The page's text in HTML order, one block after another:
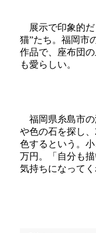
展示で印象的だ
猫”たち。福岡市
作品で、座布団
も愛らしい。
福岡県糸島市の
や色の石を探し
色するという。
万円。「自分も
気持ちになって